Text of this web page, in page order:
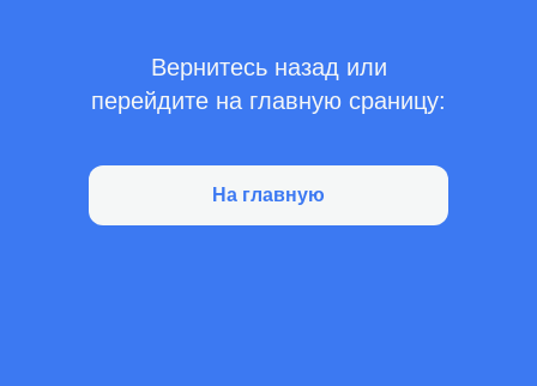
Вернитесь назад или
перейдите на главную сраницу:
На главную